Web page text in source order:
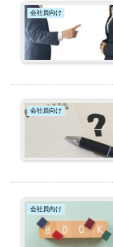
会社員向け
会社員向け
会社員向け